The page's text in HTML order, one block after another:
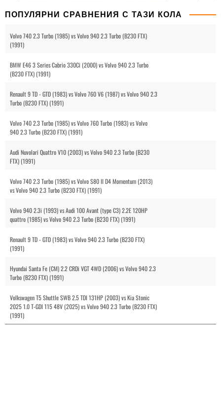
ПОПУЛЯРНИ СРАВНЕНИЯ С ТАЗИ КОЛА
Volvo 740 2.3 Turbo (1985) vs Volvo 940 2.3 Turbo (B230 FTX)
(1991)
BMW E46 3 Series Cabrio 330Ci (2000) vs Volvo 940 2.3 Turbo
(B230 FTX) (1991)
Renault 9 TD - GTD (1983) vs Volvo 760 V6 (1987) vs Volvo 940 2.3
Turbo (B230 FTX) (1991)
Volvo 740 2.3 Turbo (1985) vs Volvo 760 Turbo (1983) vs Volvo
940 2.3 Turbo (B230 FTX) (1991)
Audi Nuvolari Quattro V10 (2003) vs Volvo 940 2.3 Turbo (B230
FTX) (1991)
Volvo 740 2.3 Turbo (1985) vs Volvo S80 II D4 Momentum (2013)
vs Volvo 940 2.3 Turbo (B230 FTX) (1991)
Volvo 940 2.3i (1993) vs Audi 100 Avant (type C3) 2.2E 120HP
quattro (1985) vs Volvo 940 2.3 Turbo (B230 FTX) (1991)
Renault 9 TD - GTD (1983) vs Volvo 940 2.3 Turbo (B230 FTX)
(1991)
Hyundai Santa Fe (CM) 2.2 CRDi VGT 4WD (2006) vs Volvo 940 2.3
Turbo (B230 FTX) (1991)
Volkswagen T5 Shuttle SWB 2.5 TDI 131HP (2003) vs Kia Stonic
2025 1.0 T-GDI 115 48V (2025) vs Volvo 940 2.3 Turbo (B230 FTX)
(1991)